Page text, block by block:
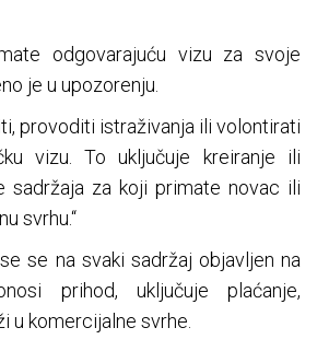
odgovarajuću vizu za svoje
je u upozorenju.
provoditi istraživanja ili volontirati
vizu. To uključuje kreiranje ili
sadržaja za koji primate novac ili
svrhu.“
se na svaki sadržaj objavljen na
prihod, uključuje plaćanje,
u komercijalne svrhe.